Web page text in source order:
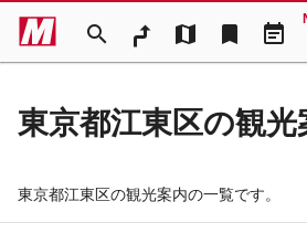
search map bookmark event_note
東京都江東区の観光
東京都江東区の観光案内の一覧です。